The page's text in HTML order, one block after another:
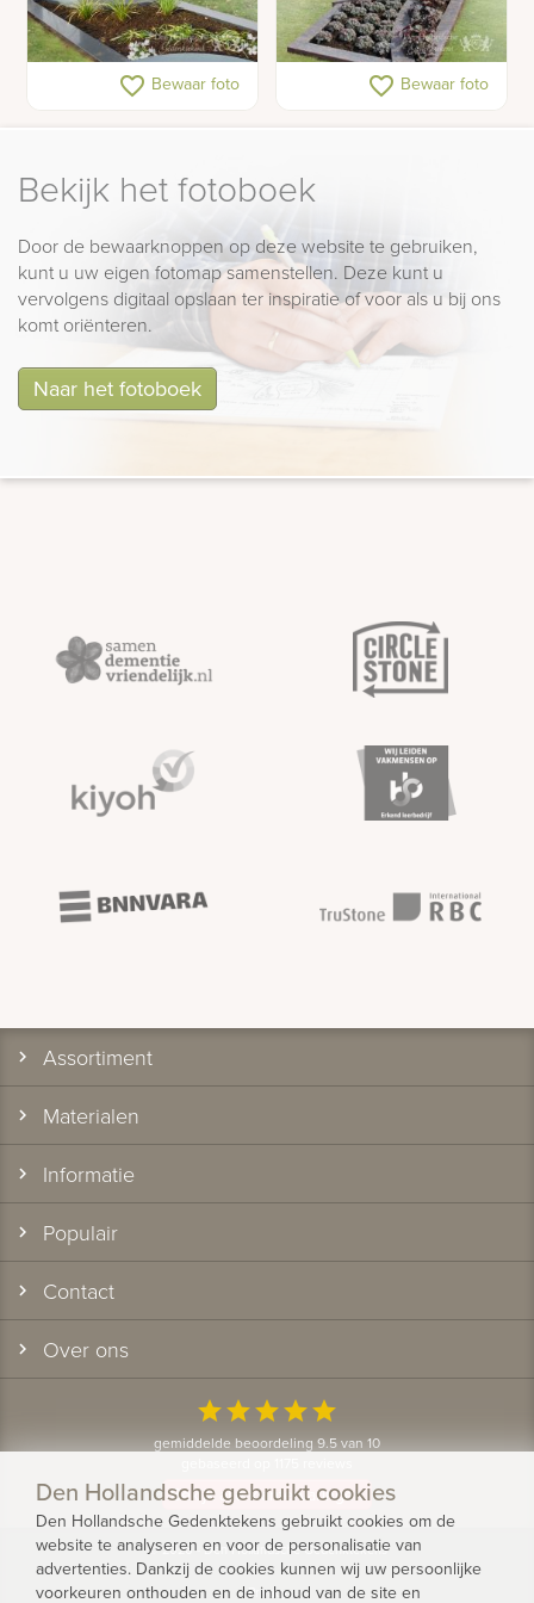
Matte grafsteen met
favorite_border Bewaar foto
Grafsteen met bronzen
favorite_border Bewaar foto
Bekijk het fotoboek
Door de bewaarknoppen op deze website te gebruiken,
kunt u uw eigen fotomap samenstellen. Deze kunt u
vervolgens digitaal opslaan ter inspiratie of voor als u bij ons
komt oriënteren.
Naar het fotoboek
Assortiment
Materialen
Informatie
Populair
Contact
Over ons
starstarstarstarstar
gemiddelde beoordeling 9.5 van 10
Bekijk alle klantervaringen
© 2026 - Den Hollandsche Gedenktekens
Privacy
Den Hollandsche gebruikt cookies
Den Hollandsche Gedenktekens gebruikt cookies om de
website te analyseren en voor de personalisatie van
advertenties. Dankzij de cookies kunnen wij uw persoonlijke
voorkeuren onthouden en de inhoud van de site en